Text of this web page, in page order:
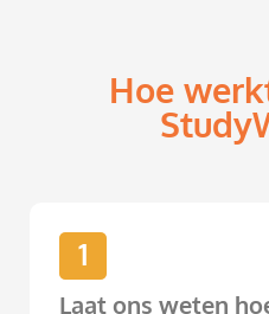
Hoe
1
Laat ons weten